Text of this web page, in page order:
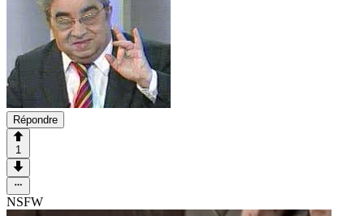
Répondre
1
NSFW